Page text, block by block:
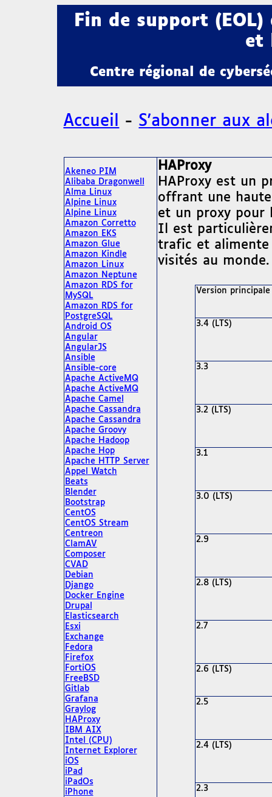
Fin de support
et
Centre régional de
Accueil - S'abonner aux
Akeneo PIM
Alibaba Dragonwell
Alma Linux
Alpine Linux
Alpine Linux
Amazon Corretto
Amazon EKS
Amazon Glue
Amazon Kindle
Amazon Linux
Amazon Neptune
Amazon RDS for
MySQL
Amazon RDS for
PostgreSQL
Android OS
Angular
AngularJS
Ansible
Ansible-core
Apache ActiveMQ
Apache ActiveMQ
Apache Camel
Apache Cassandra
Apache Cassandra
Apache Groovy
Apache Hadoop
Apache Hop
Apache HTTP Server
Appel Watch
Beats
Blender
Bootstrap
CentOS
CentOS Stream
Centreon
ClamAV
Composer
CVAD
Debian
Django
Docker Engine
Drupal
Elasticsearch
Esxi
Exchange
Fedora
Firefox
FortiOS
FreeBSD
Gitlab
Grafana
Graylog
HAProxy
IBM AIX
Intel (CPU)
Internet Explorer
iOS
iPad
iPadOs
iPhone
HAProxy
HAProxy est un
offrant une
et un proxy pour
Il est
trafic et alimente
visités au monde.
Version principale
3.4 (LTS)
3.3
3.2 (LTS)
3.1
3.0 (LTS)
2.9
2.8 (LTS)
2.7
2.6 (LTS)
2.5
2.4 (LTS)
2.3